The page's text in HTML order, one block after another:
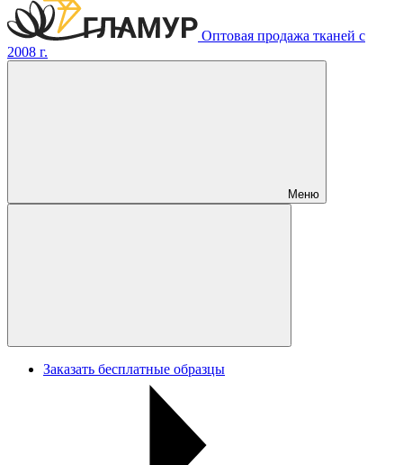
Оптовая продажа тканей с
2008 г.
Меню
Заказать бесплатные образцы